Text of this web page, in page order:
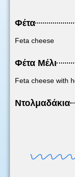
Φέτα
Feta cheese
Φέτα Μέλι
Feta cheese with
Ντολμαδάκια